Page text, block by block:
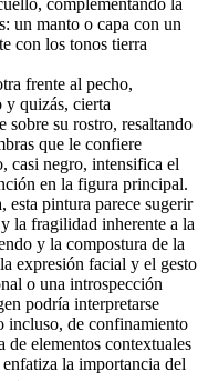
un manto o capa con un
con los tonos tierra
frente al pecho,
y quizás, cierta
su rostro, resaltando
que le confiere
casi negro, intensifica el
en la figura principal.
esta pintura parece sugerir
la fragilidad inherente a la
y la compostura de la
expresión facial y el gesto
o una introspección
podría interpretarse
incluso, de confinamiento
de elementos contextuales
la importancia del